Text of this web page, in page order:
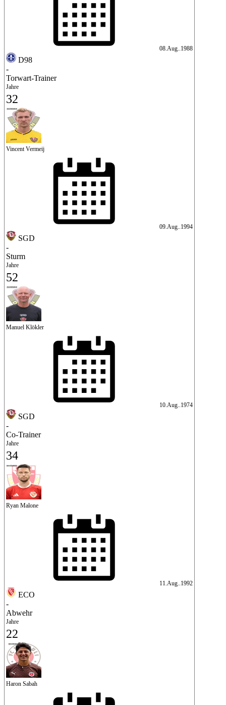
08.Aug..1988
D98
-
Torwart-Trainer
Jahre
32
Vincent Vermeij
09.Aug..1994
SGD
-
Sturm
Jahre
52
Manuel Klökler
10.Aug..1974
SGD
-
Co-Trainer
Jahre
34
Ryan Malone
11.Aug..1992
ECO
-
Abwehr
Jahre
22
Haron Sabah